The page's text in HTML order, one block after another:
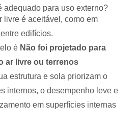
adequado para uso externo?
livre é aceitável, como em
edifícios.
é Não foi projetado para
ar livre ou terrenos
estrutura e sola priorizam o
internos, o desempenho leve e
em superfícies internas